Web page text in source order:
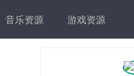
音乐资源 游戏资源